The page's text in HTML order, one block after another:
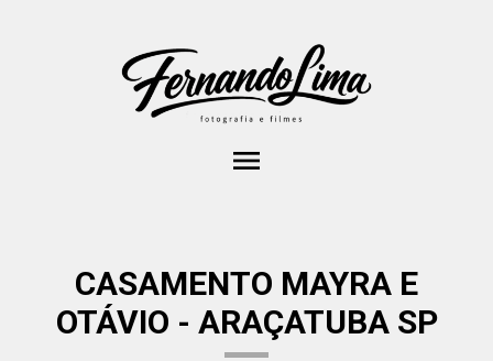
menu
CASAMENTO MAYRA E
OTÁVIO - ARAÇATUBA SP